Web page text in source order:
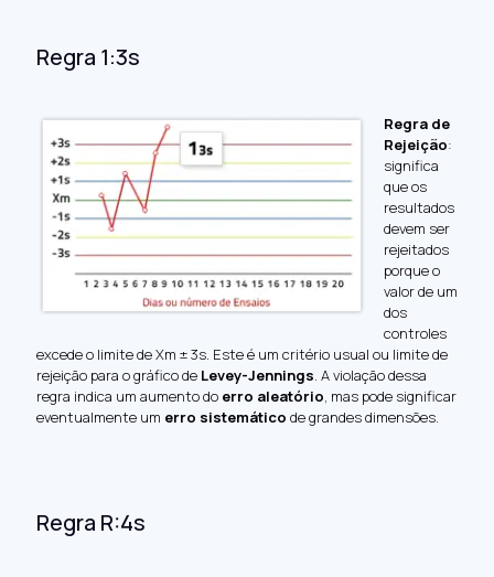
Regra 1:3s
Regra de
Rejeição:
significa
que os
resultados
devem ser
rejeitados
porque o
valor de um
dos
controles
excede o limite de Xm ± 3s. Este é um critério usual ou limite de
rejeição para o gráfico de Levey-Jennings. A violação dessa
regra indica um aumento do erro aleatório, mas pode significar
eventualmente um erro sistemático de grandes dimensões.
Regra R:4s